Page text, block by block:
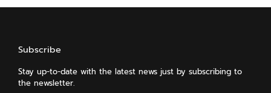
Subscribe
Stay up-to-date with the latest news just by subscribing to
the newsletter.